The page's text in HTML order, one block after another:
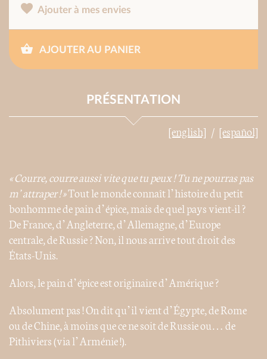
Ajouter à mes envies
AJOUTER AU PANIER
PRÉSENTATION
[english] [español]
« Courre, courre aussi vite que tu peux ! Tu ne pourras pas
m’attraper ! »Tout le monde connaît l’histoire du petit
bonhomme de pain d’épice, mais de quel pays vient-il ?
De France, d’Angleterre, d’Allemagne, d’Europe
centrale, de Russie ? Non, il nous arrive tout droit des
États-Unis.
Alors, le pain d’épice est originaire d’Amérique ?
Absolument pas ! On dit qu’il vient d’Égypte, de Rome
ou de Chine, à moins que ce ne soit de Russie ou… de
Pithiviers (via l’Arménie !).